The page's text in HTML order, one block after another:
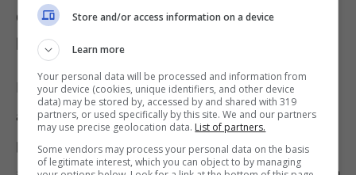
consigli di cui hai sempre avuto
bisogno
Durante il periodo invernale è più facile
ammalarsi per due ragioni: si trascorre molto
più tempo nei luoghi chiusi e il freddo
Store and/or access information on a device
Learn more
Your personal data will be processed and information from
your device (cookies, unique identifiers, and other device
data) may be stored by, accessed by and shared with 319
partners, or used specifically by this site. We and our partners
may use precise geolocation data. List of partners.
Some vendors may process your personal data on the basis
of legitimate interest, which you can object to by managing